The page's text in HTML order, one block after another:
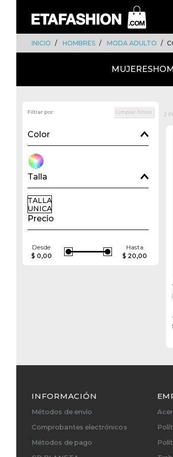
content
navigation
INICIO HOMBRES MODA ADULTO
MUJERES
Filtrar por: Limpiar filtros
Color
Talla
TALLA
UNICA
Precio
Desde
$ 0,00
Hasta
$ 20,00
2
INFORMACIÓN
Métodos de envío
Comprobantes electrónicos
Métodos de pago